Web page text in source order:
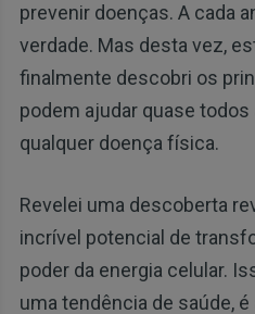
prevenir doenças. A cada
verdade. Mas desta vez,
finalmente descobri os
podem ajudar quase
qualquer doença física.
Revelei uma descoberta
incrível potencial de
poder da energia celular.
uma tendência de saúde,